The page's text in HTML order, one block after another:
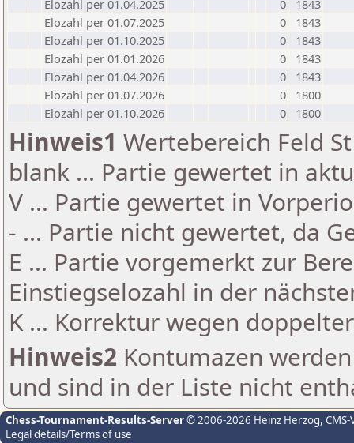
Elozahl per 01.04.2025
0
1843
Elozahl per 01.07.2025
0
1843
Elozahl per 01.10.2025
0
1843
Elozahl per 01.01.2026
0
1843
Elozahl per 01.04.2026
0
1843
Elozahl per 01.07.2026
0
1800
Elozahl per 01.10.2026
0 1800
Hinweis1 Wertebereich Feld
blank ... Partie gewertet in
V ... Partie gewertet in
- ... Partie nicht gewertet, da
E ... Partie vorgemerkt zur
Einstiegselozahl in der
K ... Korrektur wegen
Hinweis2 Kontumazen
und sind in der Liste nicht
Chess-Tournament-Results-Server© 2006-2026 Heinz Herzog,
Legal details/Terms of use